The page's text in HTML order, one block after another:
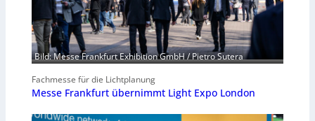
Bild: Messe Frankfurt Exhibition GmbH / Pietro Sutera
Fachmesse für die Lichtplanung
Messe Frankfurt übernimmt Light Expo London